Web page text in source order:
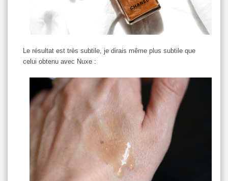
Le résultat est très subtile, je dirais même plus subtile que
celui obtenu avec Nuxe :